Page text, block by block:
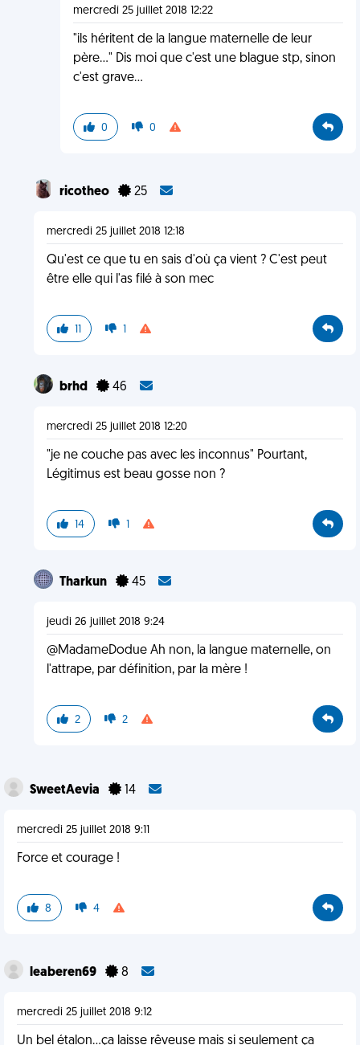
mercredi 25 juillet 2018 12:22
"ils héritent de la langue maternelle de leur
père..." Dis moi que c'est une blague stp, sinon
c'est grave...
0 0
ricotheo 25
mercredi 25 juillet 2018 12:18
Qu'est ce que tu en sais d'où ça vient ? C'est peut
être elle qui l'as filé à son mec
11 1
brhd 46
mercredi 25 juillet 2018 12:20
"je ne couche pas avec les inconnus" Pourtant,
Légitimus est beau gosse non ?
14 1
Tharkun 45
jeudi 26 juillet 2018 9:24
@MadameDodue Ah non, la langue maternelle, on
l'attrape, par définition, par la mère !
2 2
SweetAevia 14
mercredi 25 juillet 2018 9:11
Force et courage !
8 4
leaberen69 8
mercredi 25 juillet 2018 9:12
Un bel étalon...ça laisse rêveuse mais si seulement ça